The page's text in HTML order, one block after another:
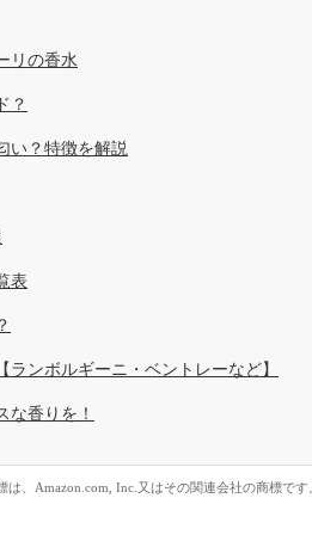
リの香水
？
い？特徴を解説
表
ンボルギーニ・ベントレーなど】
な香りを！
、Amazon.com, Inc.又はその関連会社の商標です